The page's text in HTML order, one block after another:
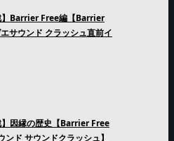
】Barrier Free編【Barrier
サウンド クラッシュ直前イ
】因縁の歴史【Barrier Free
ド サウンドクラッシュ】